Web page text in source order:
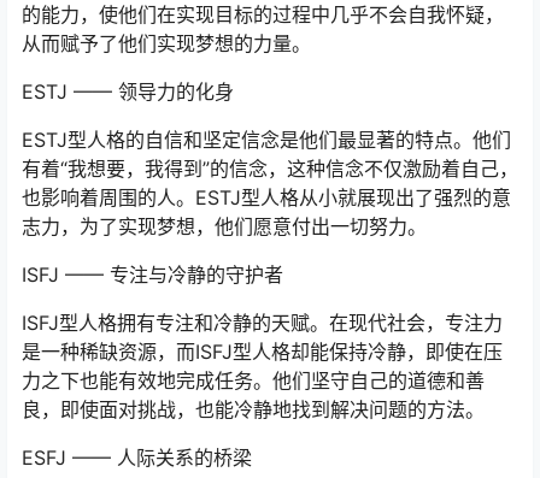
的能力，使他们在实现目标的过程中几乎不会自我怀疑，
从而赋予了他们实现梦想的力量。
ESTJ —— 领导力的化身
ESTJ型人格的自信和坚定信念是他们最显著的特点。他们
有着“我想要，我得到”的信念，这种信念不仅激励着自己，
也影响着周围的人。ESTJ型人格从小就展现出了强烈的意
志力，为了实现梦想，他们愿意付出一切努力。
ISFJ —— 专注与冷静的守护者
ISFJ型人格拥有专注和冷静的天赋。在现代社会，专注力
是一种稀缺资源，而ISFJ型人格却能保持冷静，即使在压
力之下也能有效地完成任务。他们坚守自己的道德和善
良，即使面对挑战，也能冷静地找到解决问题的方法。
ESFJ —— 人际关系的桥梁